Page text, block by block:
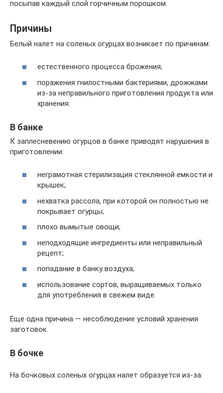
посыпав каждый слой горчичным порошком.
Причины
Белый налет на соленых огурцах возникает по причинам:
естественного процесса брожения;
поражения гнилостными бактериями, дрожжами
из-за неправильного приготовления продукта или
хранения.
В банке
К заплесневению огурцов в банке приводят нарушения в
приготовлении:
неграмотная стерилизация стеклянной емкости и
крышек;
нехватка рассола, при которой он полностью не
покрывает огурцы;
плохо вымытые овощи;
неподходящие ингредиенты или неправильный
рецепт;
попадание в банку воздуха;
использование сортов, выращиваемых только
для употребления в свежем виде.
Еще одна причина — несоблюдение условий хранения
заготовок.
В бочке
На бочковых соленых огурцах налет образуется из-за: